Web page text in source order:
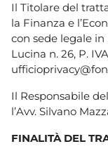
Il Titolare del
la Finanza e
con sede legale in
Lucina n. 26, P.
Il Responsabile
l’Avv. Silvano
FINALITÀ DEL